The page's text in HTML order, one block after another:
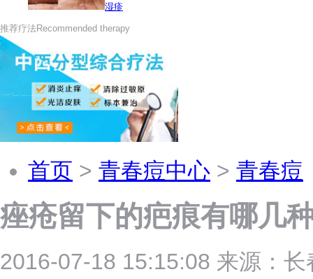
湿疹
推荐疗法Recommended therapy
首页 > 青春痘中心 > 青春痘
痤疮留下的疤痕有哪几
2016-07-18 15:15:08 来源：